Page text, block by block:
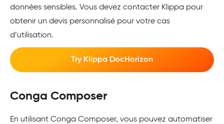
données sensibles. Vous devez contacter Klippa pour
obtenir un devis personnalisé pour votre cas
d’utilisation.
Try Klippa DocHorizon
Conga Composer
En utilisant Conga Composer, vous pouvez automatiser